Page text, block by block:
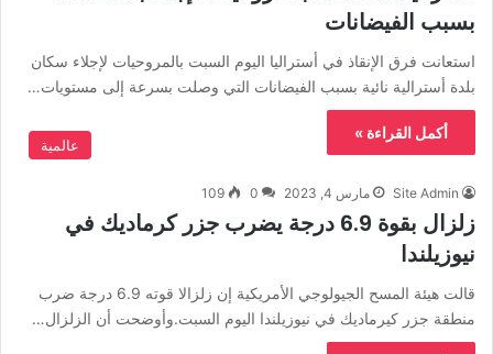
بسبب الفيضانات
استعانت فرق الإنقاذ في أستراليا اليوم السبت بالمروحيات لإجلاء سكان
بلدة أسترالية نائية بسبب الفيضانات التي وصلت بسرعة إلى مستويات…
أكمل القراءة »
عالمية
Site Admin مارس 4, 2023 0
109
زلزال بقوة 6.9 درجة يضرب جزر كرماديك في
نيوزيلندا
قالت هيئة المسح الجيولوجي الأمريكية إن زلزالا قوته 6.9 درجة ضرب
منطقة جزر كيرماديك في نيوزيلندا اليوم السبت.وأوضحت أن الزلزال…